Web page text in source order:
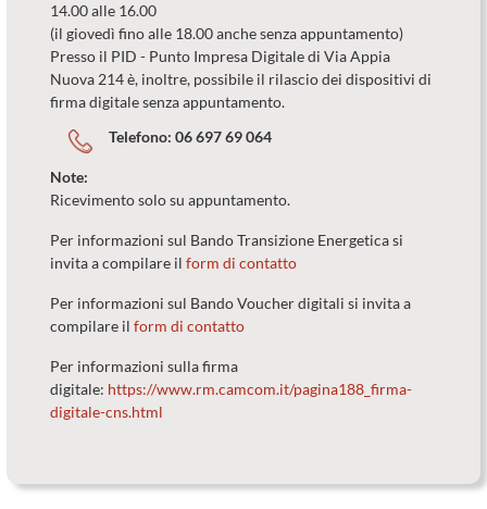
14.00 alle 16.00
(il giovedì fino alle 18.00 anche senza appuntamento)
Presso il PID - Punto Impresa Digitale di Via Appia
Nuova 214 è, inoltre, possibile il rilascio dei dispositivi di
firma digitale senza appuntamento.
Telefono:06 697 69 064
Note:
Ricevimento solo su appuntamento.
Per informazioni sul Bando Transizione Energetica si
invita a compilare il form di contatto
Per informazioni sul Bando Voucher digitali si invita a
compilare il form di contatto
Per informazioni sulla firma
digitale: https://www.rm.camcom.it/pagina188_firma-
digitale-cns.html